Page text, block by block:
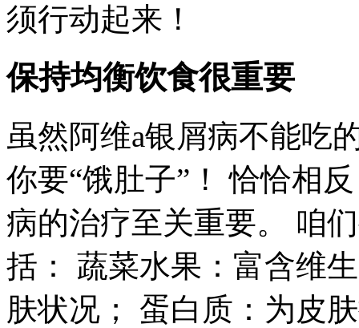
须行动起来！
保持均衡饮食很重要
虽然阿维a银屑病不能吃
你要“饿肚子”！ 恰恰相
病的治疗至关重要。 咱
括： 蔬菜水果：富含维
肤状况； 蛋白质：为皮